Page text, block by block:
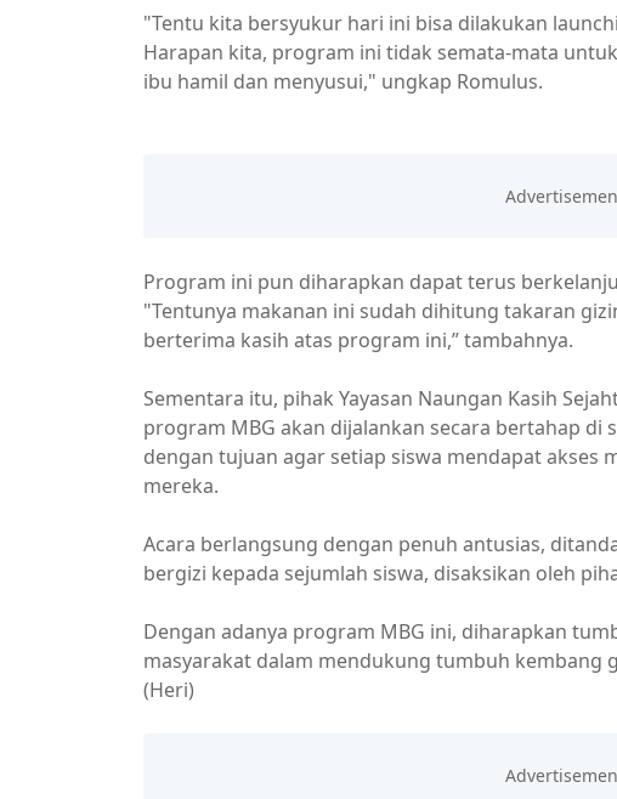
"Tentu kita bersyukur hari ini bisa dilakukan
Harapan kita, program ini tidak semata-mata
ibu hamil dan menyusui," ungkap Romulus.
Program ini pun diharapkan dapat terus
"Tentunya makanan ini sudah dihitung takaran
berterima kasih atas program ini,” tambahnya.
Sementara itu, pihak Yayasan Naungan Kasih
program MBG akan dijalankan secara bertahap di
dengan tujuan agar setiap siswa mendapat akses
mereka.
Acara berlangsung dengan penuh antusias,
bergizi kepada sejumlah siswa, disaksikan oleh
Dengan adanya program MBG ini, diharapkan
masyarakat dalam mendukung tumbuh kembang
(Heri)